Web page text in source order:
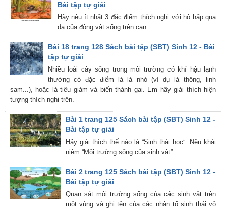
Bài tập tự giải
Hãy nêu ít nhất 3 đặc điểm thích nghi với hô hấp qua
da của động vật sống trên cạn.
Bài 18 trang 128 Sách bài tập (SBT) Sinh 12 - Bài
tập tự giải
Nhiều loài cây sống trong môi trường có khí hậu lạnh
thường có đặc điểm là lá nhỏ (ví dụ lá thông, linh
sam...), hoặc lá tiêu giảm và biến thành gai. Em hãy giải thích hiện
tượng thích nghi trên.
Bài 1 trang 125 Sách bài tập (SBT) Sinh 12 -
Bài tập tự giải
Hãy giải thích thế nào là “Sinh thái học”. Nêu khái
niệm “Môi trường sống của sinh vật”.
Bài 2 trang 125 Sách bài tập (SBT) Sinh 12 -
Bài tập tự giải
Quan sát môi trường sống của các sinh vật trên
một vùng và ghi tên của các nhân tố sinh thái vô